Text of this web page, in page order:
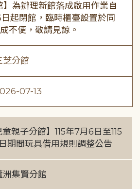
】為辦理新館落成啟用作業自
日起閉館，臨時櫃臺設置於同
不便，敬請見諒。
芝分館
07-13
童親子分館】115年7月6日至115
期間玩具借用規則調整公告
洲集賢分館